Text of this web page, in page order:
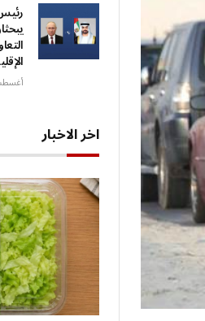
أغسطس 7,
اخر الاخبار